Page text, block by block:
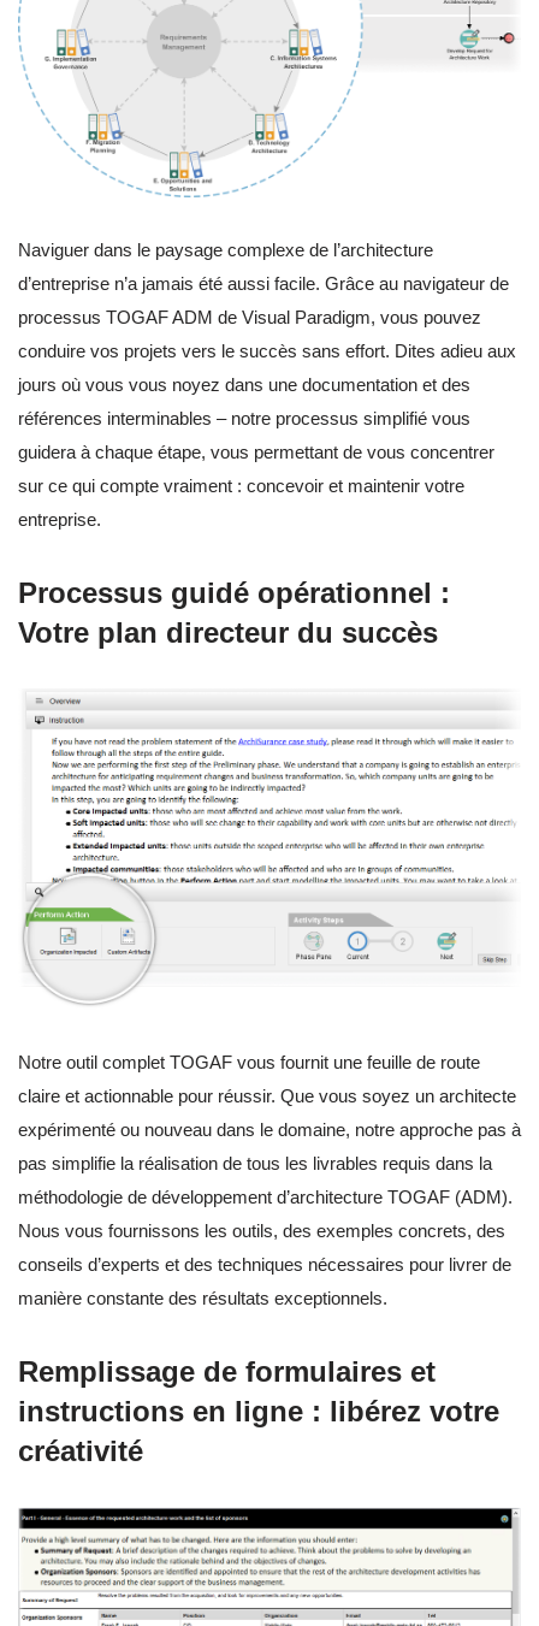
Naviguer dans le paysage complexe de l’architecture
d’entreprise n’a jamais été aussi facile. Grâce au navigateur de
processus TOGAF ADM de Visual Paradigm, vous pouvez
conduire vos projets vers le succès sans effort. Dites adieu aux
jours où vous vous noyez dans une documentation et des
références interminables – notre processus simplifié vous
guidera à chaque étape, vous permettant de vous concentrer
sur ce qui compte vraiment : concevoir et maintenir votre
entreprise.
Processus guidé opérationnel :
Votre plan directeur du succès
Notre outil complet TOGAF vous fournit une feuille de route
claire et actionnable pour réussir. Que vous soyez un architecte
expérimenté ou nouveau dans le domaine, notre approche pas à
pas simplifie la réalisation de tous les livrables requis dans la
méthodologie de développement d’architecture TOGAF (ADM).
Nous vous fournissons les outils, des exemples concrets, des
conseils d’experts et des techniques nécessaires pour livrer de
manière constante des résultats exceptionnels.
Remplissage de formulaires et
instructions en ligne : libérez votre
créativité